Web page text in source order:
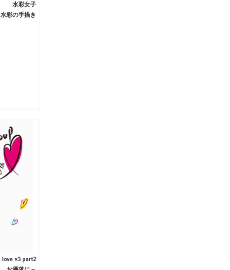
水彩女子
水彩の手描き
love ×3 part2